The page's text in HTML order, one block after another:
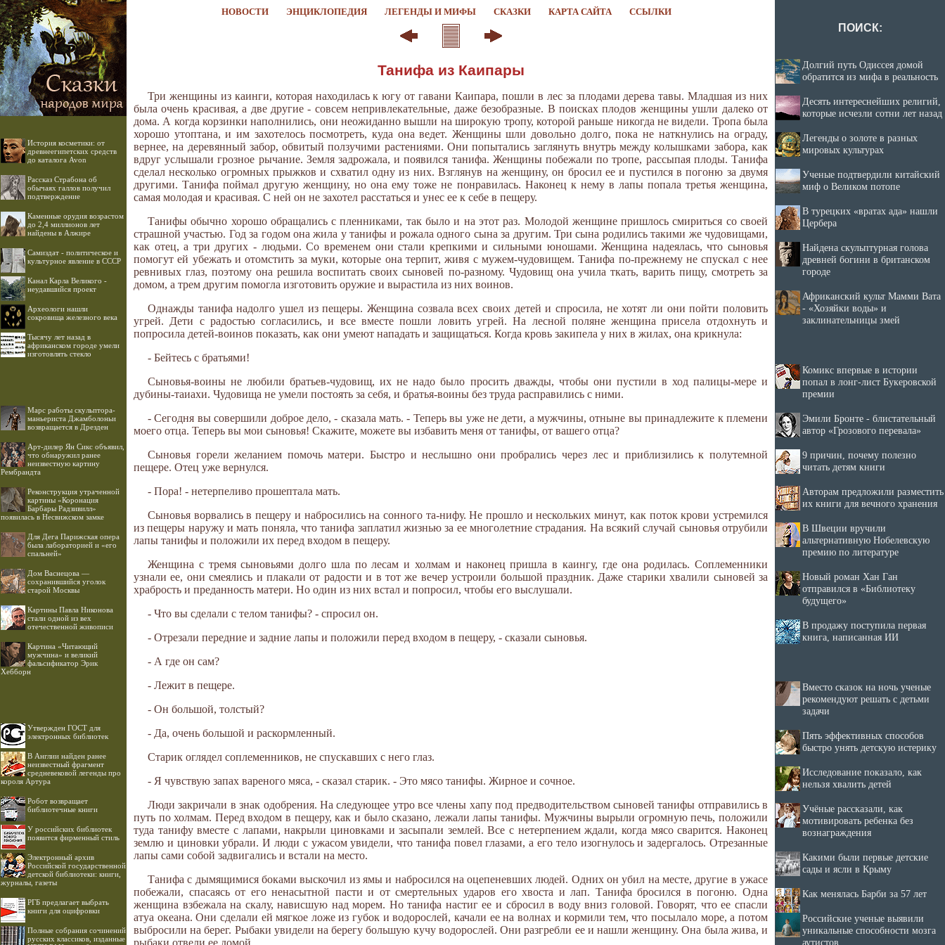
НОВОСТИ ЭНЦИКЛОПЕДИЯ ЛЕГЕНДЫ И МИФЫ СКАЗКИ КАРТА САЙТА ССЫЛКИ
История косметики: от
древнеегипетских средств
до каталога Avon
Рассказ Страбона об
обычаях галлов получил
подтверждение
Каменные орудия возрастом
до 2,4 миллионов лет
найдены в Алжире
Самиздат - политическое и
культурное явление в СССР
Канал Карла Великого -
неудавшийся проект
Археологи нашли
сокровища железного века
Тысячу лет назад в
африканском городе умели
изготовлять стекло
Марс работы скульптора-
маньериста Джамболоньи
возвращается в Дрезден
Арт-дилер Ян Сикс объявил,
что обнаружил ранее
неизвестную картину
Рембрандта
Реконструкция утраченной
картины «Коронация
Барбары Радзивилл»
появилась в Несвижском замке
Для Дега Парижская опера
была лабораторией и «его
спальней»
Дом Васнецова —
сохранившийся уголок
старой Москвы
Картины Павла Никонова
стали одной из вех
отечественной живописи
Картина «Читающий
мужчина» и великий
фальсификатор Эрик
Хебборн
Утвержден ГОСТ для
электронных библиотек
В Англии найден ранее
неизвестный фрагмент
средневековой легенды про
короля Артура
Робот возвращает
библиотечные книги
У российских библиотек
появится фирменный стиль
Электронный архив
Российской государственной
детской библиотеки: книги,
журналы, газеты
РГБ предлагает выбрать
книги для оцифровки
Полные собрания сочинений
русских классиков, изданные
Танифа из Каипары
Три женщины из каинги, которая находилась к югу от гавани Каипара, пошли в лес за плодами дерева тавы. Младшая из них
была очень красивая, а две другие - совсем непривлекательные, даже безобразные. В поисках плодов женщины ушли далеко от
дома. А когда корзинки наполнились, они неожиданно вышли на широкую тропу, которой раньше никогда не видели. Тропа была
хорошо утоптана, и им захотелось посмотреть, куда она ведет. Женщины шли довольно долго, пока не наткнулись на ограду,
вернее, на деревянный забор, обвитый ползучими растениями. Они попытались заглянуть внутрь между колышками забора, как
вдруг услышали грозное рычание. Земля задрожала, и появился танифа. Женщины побежали по тропе, рассыпая плоды. Танифа
сделал несколько огромных прыжков и схватил одну из них. Взглянув на женщину, он бросил ее и пустился в погоню за двумя
другими. Танифа поймал другую женщину, но она ему тоже не понравилась. Наконец к нему в лапы попала третья женщина,
самая молодая и красивая. С ней он не захотел расстаться и унес ее к себе в пещеру.
Танифы обычно хорошо обращались с пленниками, так было и на этот раз. Молодой женщине пришлось смириться со своей
страшной участью. Год за годом она жила у танифы и рожала одного сына за другим. Три сына родились такими же чудовищами,
как отец, а три других - людьми. Со временем они стали крепкими и сильными юношами. Женщина надеялась, что сыновья
помогут ей убежать и отомстить за муки, которые она терпит, живя с мужем-чудовищем. Танифа по-прежнему не спускал с нее
ревнивых глаз, поэтому она решила воспитать своих сыновей по-разному. Чудовищ она учила ткать, варить пищу, смотреть за
домом, а трем другим помогла изготовить оружие и вырастила из них воинов.
Однажды танифа надолго ушел из пещеры. Женщина созвала всех своих детей и спросила, не хотят ли они пойти половить
угрей. Дети с радостью согласились, и все вместе пошли ловить угрей. На лесной поляне женщина присела отдохнуть и
попросила детей-воинов показать, как они умеют нападать и защищаться. Когда кровь закипела у них в жилах, она крикнула:
- Бейтесь с братьями!
Сыновья-воины не любили братьев-чудовищ, их не надо было просить дважды, чтобы они пустили в ход палицы-мере и
дубины-таиахи. Чудовища не умели постоять за себя, и братья-воины без труда расправились с ними.
- Сегодня вы совершили доброе дело, - сказала мать. - Теперь вы уже не дети, а мужчины, отныне вы принадлежите к племени
моего отца. Теперь вы мои сыновья! Скажите, можете вы избавить меня от танифы, от вашего отца?
Сыновья горели желанием помочь матери. Быстро и неслышно они пробрались через лес и приблизились к полутемной
пещере. Отец уже вернулся.
- Пора! - нетерпеливо прошептала мать.
Сыновья ворвались в пещеру и набросились на сонного та-нифу. Не прошло и нескольких минут, как поток крови устремился
из пещеры наружу и мать поняла, что танифа заплатил жизнью за ее многолетние страдания. На всякий случай сыновья отрубили
лапы танифы и положили их перед входом в пещеру.
Женщина с тремя сыновьями долго шла по лесам и холмам и наконец пришла в каингу, где она родилась. Соплеменники
узнали ее, они смеялись и плакали от радости и в тот же вечер устроили большой праздник. Даже старики хвалили сыновей за
храбрость и преданность матери. Но один из них встал и попросил, чтобы его выслушали.
- Что вы сделали с телом танифы? - спросил он.
- Отрезали передние и задние лапы и положили перед входом в пещеру, - сказали сыновья.
- А где он сам?
- Лежит в пещере.
- Он большой, толстый?
- Да, очень большой и раскормленный.
Старик оглядел соплеменников, не спускавших с него глаз.
- Я чувствую запах вареного мяса, - сказал старик. - Это мясо танифы. Жирное и сочное.
Люди закричали в знак одобрения. На следующее утро все члены хапу под предводительством сыновей танифы отправились в
путь по холмам. Перед входом в пещеру, как и было сказано, лежали лапы танифы. Мужчины вырыли огромную печь, положили
туда танифу вместе с лапами, накрыли циновками и засыпали землей. Все с нетерпением ждали, когда мясо сварится. Наконец
землю и циновки убрали. И люди с ужасом увидели, что танифа повел глазами, а его тело изогнулось и задергалось. Отрезанные
лапы сами собой задвигались и встали на место.
Танифа с дымящимися боками выскочил из ямы и набросился на оцепеневших людей. Одних он убил на месте, другие в ужасе
побежали, спасаясь от его ненасытной пасти и от смертельных ударов его хвоста и лап. Танифа бросился в погоню. Одна
женщина взбежала на скалу, нависшую над морем. Но танифа настиг ее и сбросил в воду вниз головой. Говорят, что ее спасли
атуа океана. Они сделали ей мягкое ложе из губок и водорослей, качали ее на волнах и кормили тем, что посылало море, а потом
выбросили на берег. Рыбаки увидели на берегу большую кучу водорослей. Они разгребли ее и нашли женщину. Она была жива, и
ПОИСК:
Долгий путь Одиссея домой
обратится из мифа в реальность
Десять интереснейших религий,
которые исчезли сотни лет назад
Легенды о золоте в разных
мировых культурах
Ученые подтвердили китайский
миф о Великом потопе
В турецких «вратах ада» нашли
Цербера
Найдена скульптурная голова
древней богини в британском
городе
Африканский культ Мамми Вата
- «Хозяйки воды» и
заклинательницы змей
Комикс впервые в истории
попал в лонг-лист Букеровской
премии
Эмили Бронте - блистательный
автор «Грозового перевала»
9 причин, почему полезно
читать детям книги
Авторам предложили разместить
их книги для вечного хранения
В Швеции вручили
альтернативную Нобелевскую
премию по литературе
Новый роман Хан Ган
отправился в «Библиотеку
будущего»
В продажу поступила первая
книга, написанная ИИ
Вместо сказок на ночь ученые
рекомендуют решать с детьми
задачи
Пять эффективных способов
быстро унять детскую истерику
Исследование показало, как
нельзя хвалить детей
Учёные рассказали, как
мотивировать ребенка без
вознаграждения
Какими были первые детские
сады и ясли в Крыму
Как менялась Барби за 57 лет
Российские ученые выявили
уникальные способности мозга
аутистов